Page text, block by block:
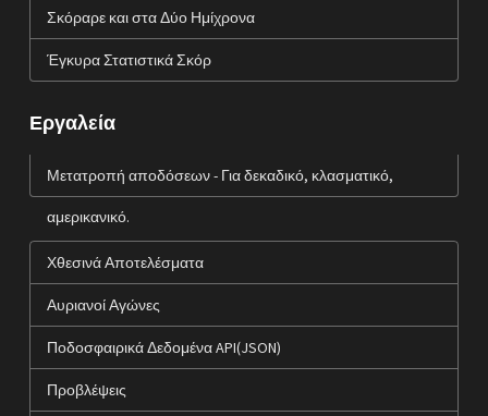
Σκόραρε και στα Δύο Ημίχρονα
Έγκυρα Στατιστικά Σκόρ
Εργαλεία
Μετατροπή αποδόσεων - Για δεκαδικό, κλασματικό,
αμερικανικό.
Χθεσινά Αποτελέσματα
Αυριανοί Αγώνες
Ποδοσφαιρικά Δεδομένα API(JSON)
Προβλέψεις